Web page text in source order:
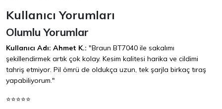
Kullanıcı Yorumları
Olumlu Yorumlar
Kullanıcı Adı: Ahmet K.: "Braun BT7040 ile sakalımı
şekillendirmek artık çok kolay. Kesim kalitesi harika ve cildimi
tahriş etmiyor. Pil ömrü de oldukça uzun, tek şarjla birkaç tıraş
yapabiliyorum."
⭐⭐⭐⭐⭐